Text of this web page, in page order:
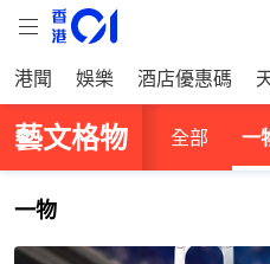
港聞 娛樂 酒店優惠碼
藝文格物 全部 一
一物